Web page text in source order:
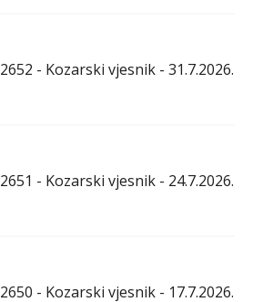
2652 - Kozarski vjesnik - 31.7.2026.
2651 - Kozarski vjesnik - 24.7.2026.
2650 - Kozarski vjesnik - 17.7.2026.